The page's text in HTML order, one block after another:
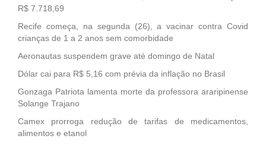
R$ 7.718,69
Recife começa, na segunda (26), a vacinar contra Covid
crianças de 1 a 2 anos sem comorbidade
Aeronautas suspendem grave até domingo de Natal
Dólar cai para R$ 5,16 com prévia da inflação no Brasil
Gonzaga Patriota lamenta morte da professora araripinense
Solange Trajano
Camex prorroga redução de tarifas de medicamentos,
alimentos e etanol